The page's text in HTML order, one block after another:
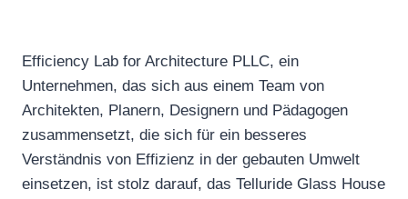
Efficiency Lab for Architecture PLLC, ein
Unternehmen, das sich aus einem Team von
Architekten, Planern, Designern und Pädagogen
zusammensetzt, die sich für ein besseres
Verständnis von Effizienz in der gebauten Umwelt
einsetzen, ist stolz darauf, das Telluride Glass House